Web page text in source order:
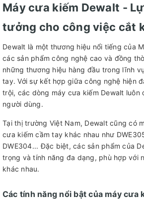
Máy cưa kiếm Dewalt -
tưởng cho công việc cắt
Dewalt là một thương hiệu nổi tiếng của
các sản phẩm công nghệ cao và đồng
những thương hiệu hàng đầu trong lĩnh
tay. Với sự kết hợp giữa công nghệ hiện
trội, các dòng máy cưa kiếm Dewalt luôn
người dùng.
Tại thị trường Việt Nam, Dewalt cũng có
cưa kiếm cầm tay khác nhau như
DWE304... Đặc biệt, các sản phẩm của
trọng và tính năng đa dạng, phù hợp với
khác nhau.
Các tính năng nổi bật của máy cưa